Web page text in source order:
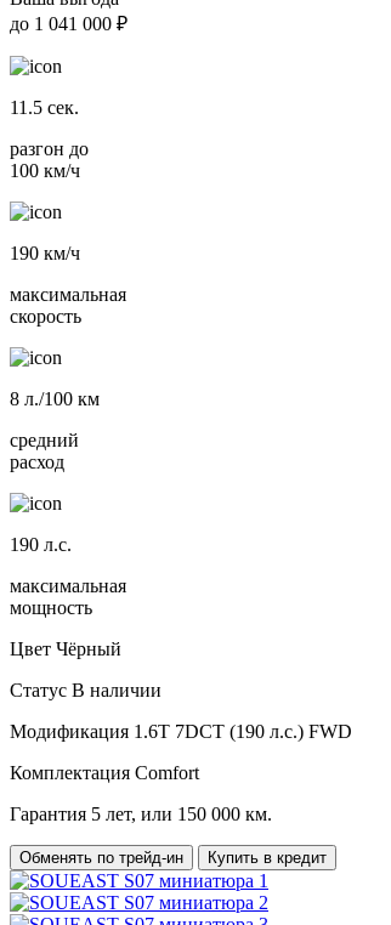
до 1 041 000 ₽
11.5 сек.
разгон до
100 км/ч
190 км/ч
максимальная
скорость
8 л./100 км
средний
расход
190 л.с.
максимальная
мощность
Цвет Чёрный
Статус В наличии
Модификация 1.6T 7DCT (190 л.с.) FWD
Комплектация Comfort
Гарантия 5 лет, или 150 000 км.
Обменять по трейд-ин Купить в кредит